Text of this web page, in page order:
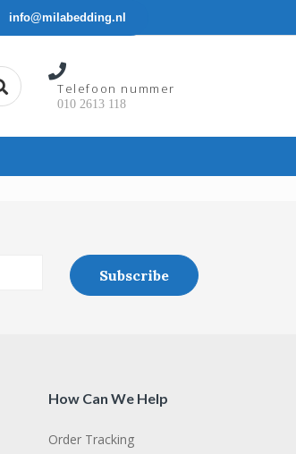
info@milabedding.nl
Telefoon nummer
010 2613 118
How Can We Help
Order Tracking